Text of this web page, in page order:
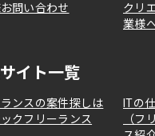
問い合わせ
クリ
業様
イト一覧
ンスの案件探しは
クフリーランス
ITの
（フ